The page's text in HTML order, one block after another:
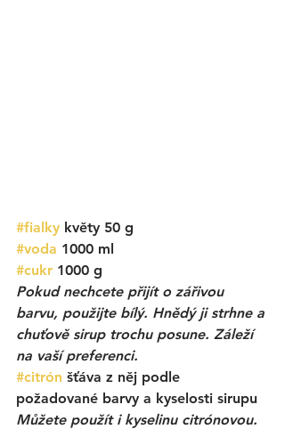
#fialky květy 50 g
#voda 1000 ml
#cukr 1000 g
Pokud nechcete přijít o zářivou
barvu, použijte bílý. Hnědý ji strhne a
chuťově sirup trochu posune. Záleží
na vaší preferenci.
#citrón šťáva z něj podle
požadované barvy a kyselosti sirupu
Můžete použít i kyselinu citrónovou.